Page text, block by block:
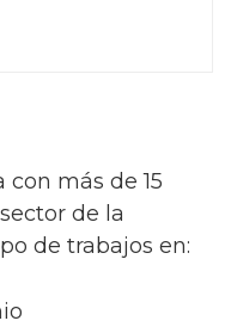
más de 15
de la
de trabajos en: